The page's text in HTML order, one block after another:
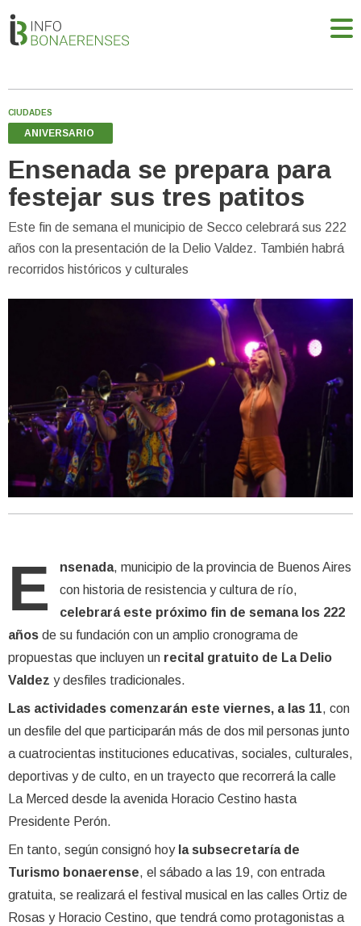
CIUDADES
ANIVERSARIO
Ensenada se prepara para
festejar sus tres patitos
Este fin de semana el municipio de Secco celebrará sus 222
años con la presentación de la Delio Valdez. También habrá
recorridos históricos y culturales
E nsenada, municipio de la provincia de Buenos Aires
con historia de resistencia y cultura de río,
celebrará este próximo fin de semana los 222
años de su fundación con un amplio cronograma de
propuestas que incluyen un recital gratuito de La Delio
Valdez y desfiles tradicionales.
Las actividades comenzarán este viernes, a las 11, con
un desfile del que participarán más de dos mil personas junto
a cuatrocientas instituciones educativas, sociales, culturales,
deportivas y de culto, en un trayecto que recorrerá la calle
La Merced desde la avenida Horacio Cestino hasta
Presidente Perón.
En tanto, según consignó hoyla subsecretaría de
Turismo bonaerense, el sábado a las 19, con entrada
gratuita, se realizará el festival musical en las calles Ortiz de
Rosas y Horacio Cestino, que tendrá como protagonistas a